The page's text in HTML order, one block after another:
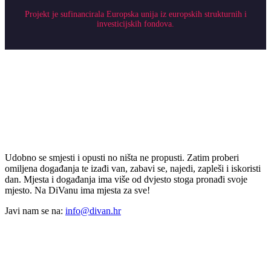
Projekt je sufinancirala Europska unija iz europskih strukturnih i
investicijskih fondova.
Udobno se smjesti i opusti no ništa ne propusti. Zatim proberi
omiljena događanja te izađi van, zabavi se, najedi, zapleši i iskoristi
dan. Mjesta i događanja ima više od dvjesto stoga pronađi svoje
mjesto. Na DiVanu ima mjesta za sve!
Javi nam se na: info@divan.hr